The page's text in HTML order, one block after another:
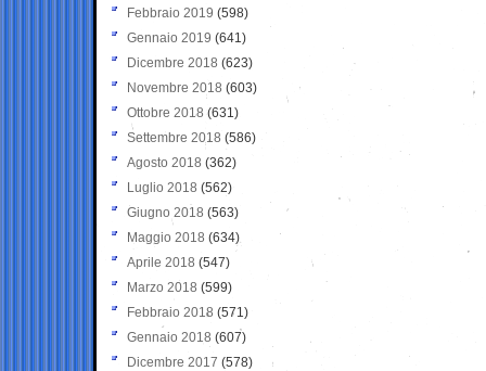
Febbraio 2019 (598)
Gennaio 2019 (641)
Dicembre 2018 (623)
Novembre 2018 (603)
Ottobre 2018 (631)
Settembre 2018 (586)
Agosto 2018 (362)
Luglio 2018 (562)
Giugno 2018 (563)
Maggio 2018 (634)
Aprile 2018 (547)
Marzo 2018 (599)
Febbraio 2018 (571)
Gennaio 2018 (607)
Dicembre 2017 (578)